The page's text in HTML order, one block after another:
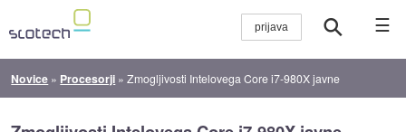
☰
Novice » Procesorji »Zmogljivosti Intelovega Core i7-980X javne